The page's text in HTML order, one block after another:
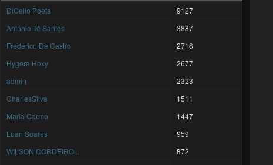
DiCello Poeta
9127
António Tê Santos
3887
Frederico De Castro
2716
Hygora Hoxy
2677
admin
2323
CharlesSilva
1511
Maria Carmo
1447
Luan Soares
959
WILSON CORDEIRO...
872